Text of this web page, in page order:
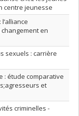
centre jeunesse
en
sexuels : carrière
: étude comparative
et
criminelles -